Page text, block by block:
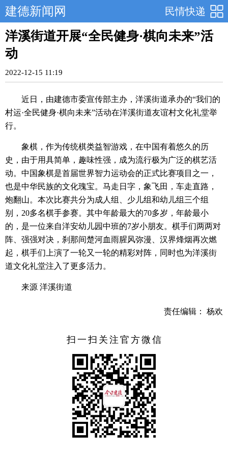
民情快递
建德新闻网
洋溪街道开展“全民健身·棋向未来”活
动
2022-12-15 11:19
近日，由建德市委宣传部主办，洋溪街道承办的“我们的
村运·全民健身·棋向未来”活动在洋溪街道友谊村文化礼堂举
行。
象棋，作为传统棋类益智游戏，在中国有着悠久的历
史，由于用具简单，趣味性强，成为流行极为广泛的棋艺活
动。中国象棋是首届世界智力运动会的正式比赛项目之一，
也是中华民族的文化瑰宝。马走日字，象飞田，车走直路，
炮翻山。本次比赛共分为成人组、少儿组和幼儿组三个组
别，20多名棋手参赛。其中年龄最大的70多岁，年龄最小
的，是一位来自洋安幼儿园中班的7岁小朋友。棋手们两两对
阵、强强对决，刹那间楚河血雨腥风弥漫、汉界烽烟再次燃
起，棋手们上演了一轮又一轮的精彩对阵，同时也为洋溪街
道文化礼堂注入了更多活力。
来源 洋溪街道
责任编辑： 杨欢
扫一扫关注官方微信